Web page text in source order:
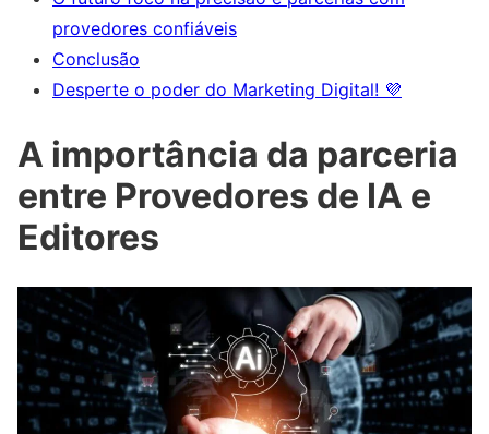
provedores confiáveis
Conclusão
Desperte o poder do Marketing Digital! 💜
A importância da parceria
entre Provedores de IA e
Editores